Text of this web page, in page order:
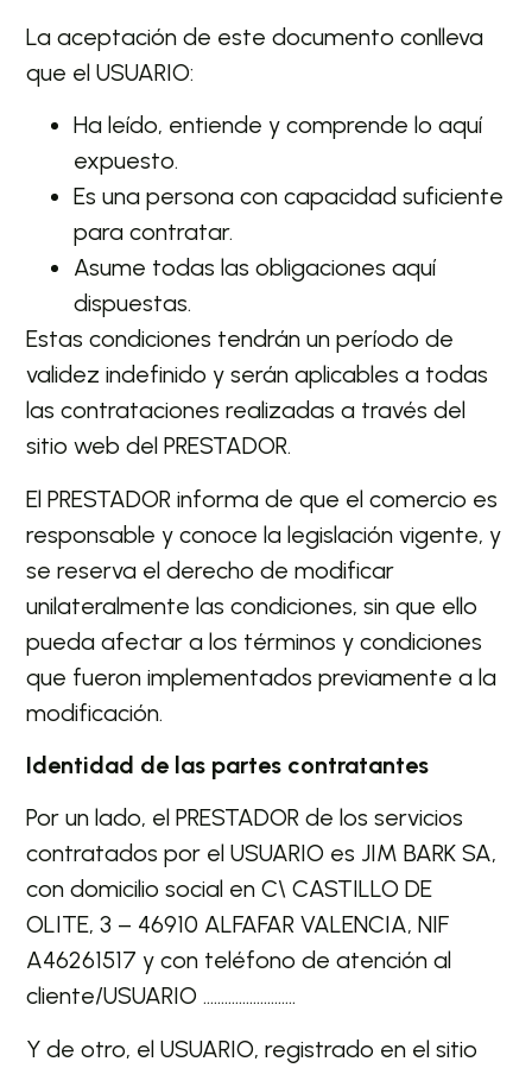
La aceptación de este documento conlleva
que el USUARIO:
Ha leído, entiende y comprende lo aquí
expuesto.
Es una persona con capacidad suficiente
para contratar.
Asume todas las obligaciones aquí
dispuestas.
Estas condiciones tendrán un período de
validez indefinido y serán aplicables a todas
las contrataciones realizadas a través del
sitio web del PRESTADOR.
El PRESTADOR informa de que el comercio es
responsable y conoce la legislación vigente, y
se reserva el derecho de modificar
unilateralmente las condiciones, sin que ello
pueda afectar a los términos y condiciones
que fueron implementados previamente a la
modificación.
Identidad de las partes contratantes
Por un lado, el PRESTADOR de los servicios
contratados por el USUARIO es JIM BARK SA,
con domicilio social en C\ CASTILLO DE
OLITE, 3 – 46910 ALFAFAR VALENCIA, NIF
A46261517 y con teléfono de atención al
cliente/USUARIO ……………………..
Y de otro, el USUARIO, registrado en el sitio